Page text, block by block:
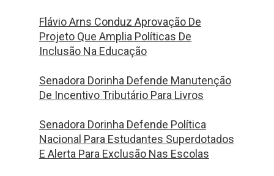
Flávio Arns Conduz Aprovação De
Projeto Que Amplia Políticas De
Inclusão Na Educação
Senadora Dorinha Defende Manutenção
De Incentivo Tributário Para Livros
Senadora Dorinha Defende Política
Nacional Para Estudantes Superdotados
E Alerta Para Exclusão Nas Escolas